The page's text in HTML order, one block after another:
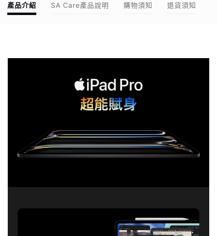
產品介紹 SA Care產品說明 購物須知 退貨須知